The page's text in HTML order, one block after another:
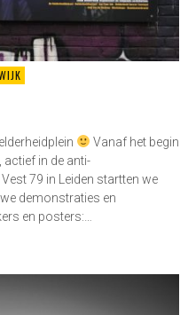
Vanaf het begin
actief in de anti-
79 in Leiden startten we
demonstraties en
en posters:…